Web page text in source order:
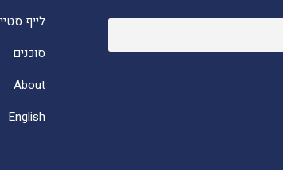
לייף
סוכנים
About
English